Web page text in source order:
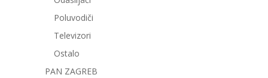
Poluvodiči
Televizori
Ostalo
PAN ZAGREB